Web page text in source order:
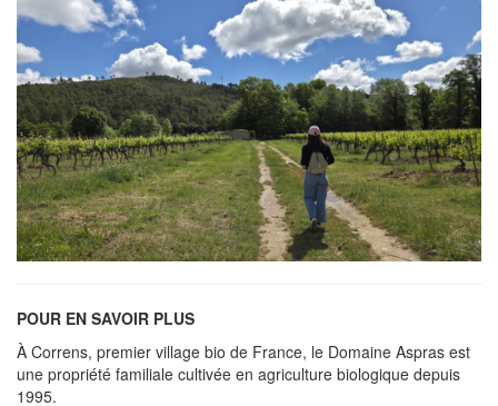
POUR EN SAVOIR PLUS
À Correns, premier village bio de France, le Domaine Aspras est
une propriété familiale cultivée en agriculture biologique depuis
1995.